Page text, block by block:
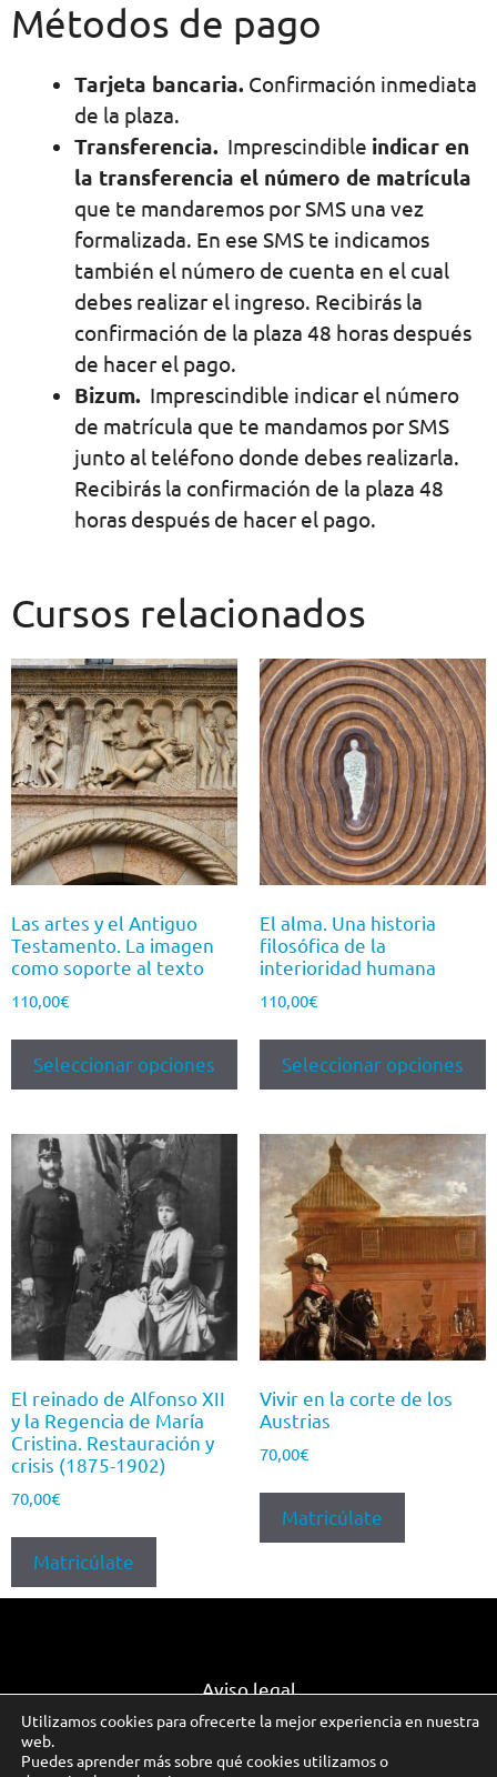
Métodos de pago
Tarjeta bancaria. Confirmación inmediata
de la plaza.
Transferencia. Imprescindible indicar en
la transferencia el número de matrícula
que te mandaremos por SMS una vez
formalizada. En ese SMS te indicamos
también el número de cuenta en el cual
debes realizar el ingreso. Recibirás la
confirmación de la plaza 48 horas después
de hacer el pago.
Bizum. Imprescindible indicar el número
de matrícula que te mandamos por SMS
junto al teléfono donde debes realizarla.
Recibirás la confirmación de la plaza 48
horas después de hacer el pago.
Cursos relacionados
Las artes y el Antiguo
Testamento. La imagen
como soporte al texto
110,00€
Seleccionar opciones
El alma. Una historia
filosófica de la
interioridad humana
110,00€
Seleccionar opciones
El reinado de Alfonso XII
y la Regencia de María
Cristina. Restauración y
crisis (1875-1902)
70,00€
Matricúlate
Vivir en la corte de los
Austrias
70,00€
Matricúlate
Aviso legal
© Auladade 2026. Todos los derechos reservados.
Utilizamos cookies para ofrecerte la mejor experiencia en nuestra
web.
Puedes aprender más sobre qué cookies utilizamos o